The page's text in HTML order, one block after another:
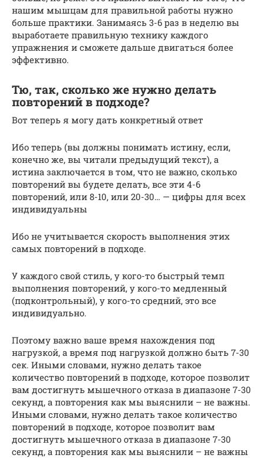
нашим мышцам для правильной работы нужно
больше практики. Занимаясь 3-6 раз в неделю вы
выработаете правильную технику каждого
упражнения и сможете дальше двигаться более
эффективно.
Тю, так, сколько же нужно делать
повторений в подходе?
Вот теперь я могу дать конкретный ответ
Ибо теперь (вы должны понимать истину, если,
конечно же, вы читали предыдущий текст), а
истина заключается в том, что не важно, сколько
повторений вы будете делать, все эти 4-6
повторений, или 8-10, или 20-30… — цифры для всех
индивидуальны
Ибо не учитывается скорость выполнения этих
самых повторений в подходе.
У каждого свой стиль, у кого-то быстрый темп
выполнения повторений, у кого-то медленный
(подконтрольный), у кого-то средний, это все
индивидуально.
Поэтому важно ваше время нахождения под
нагрузкой, а время под нагрузкой должно быть 7-30
сек. Иными словами, нужно делать такое
количество повторений в подходе, которое позволит
вам достигнуть мышечного отказа в диапазоне 7-30
секунд, а повторения как мы выяснили – не важны.
Иными словами, нужно делать такое количество
повторений в подходе, которое позволит вам
достигнуть мышечного отказа в диапазоне 7-30
секунд, а повторения как мы выяснили – не важны